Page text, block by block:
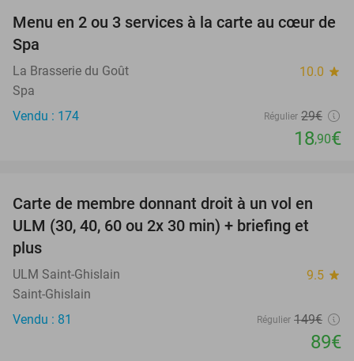
35%
Menu en 2 ou 3 services à la carte au cœur de
Spa
La Brasserie du Goût 10.0 star
Spa
Vendu : 174
Régulier 29€
18,90€
40%
Carte de membre donnant droit à un vol en
ULM (30, 40, 60 ou 2x 30 min) + briefing et
plus
ULM Saint-Ghislain 9.5 star
Saint-Ghislain
Vendu : 81
Régulier 149€
89€